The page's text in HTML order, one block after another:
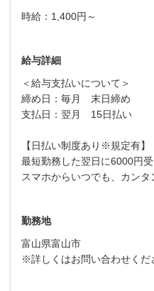
時給：1,400円～
給与詳細
＜給与支払いについて＞
締め日：毎月 末日締め
支払日：翌月 15日払い
【日払い制度あり※規定有】
最短勤務した翌日に6000円受
スマホからいつでも、カンタ
勤務地
富山県富山市
※詳しくはお問い合わせくだ